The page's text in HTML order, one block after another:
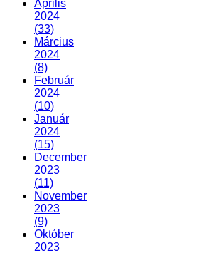
Április
2024
(33)
Március
2024
(8)
Február
2024
(10)
Január
2024
(15)
December
2023
(11)
November
2023
(9)
Október
2023